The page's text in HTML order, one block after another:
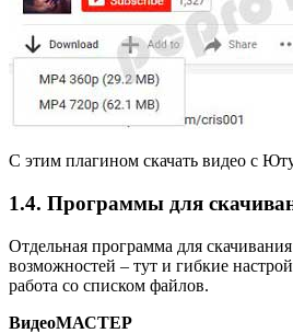
С этим плагином скачать видео с
1.4. Программы для
Отдельная программа для
возможностей – тут и гибкие
работа со списком файлов.
ВидеоМАСТЕР